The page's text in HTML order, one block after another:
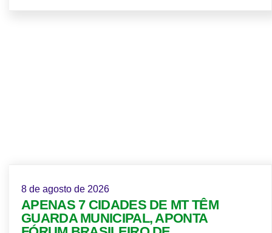
8 de agosto de 2026
APENAS 7 CIDADES DE MT TÊM
GUARDA MUNICIPAL, APONTA